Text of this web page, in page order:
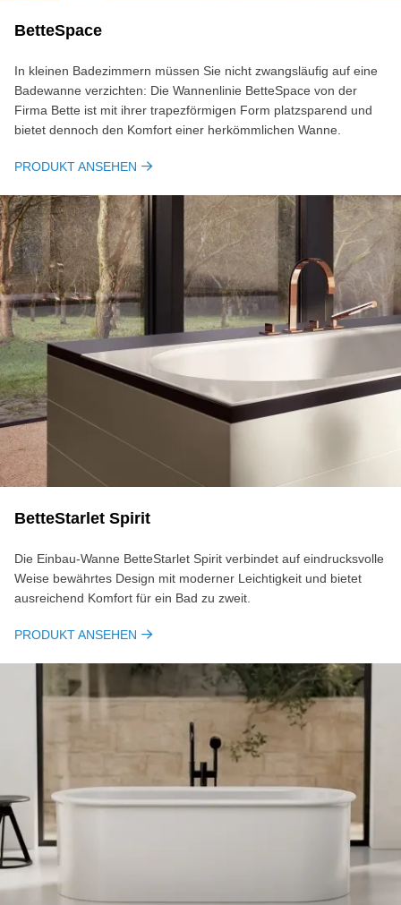
BetteSpace
In kleinen Badezimmern müssen Sie nicht zwangsläufig auf eine
Badewanne verzichten: Die Wannenlinie BetteSpace von der
Firma Bette ist mit ihrer trapezförmigen Form platzsparend und
bietet dennoch den Komfort einer herkömmlichen Wanne.
PRODUKT ANSEHEN
BetteStarlet Spirit
Die Einbau-Wanne BetteStarlet Spirit verbindet auf eindrucksvolle
Weise bewährtes Design mit moderner Leichtigkeit und bietet
ausreichend Komfort für ein Bad zu zweit.
PRODUKT ANSEHEN